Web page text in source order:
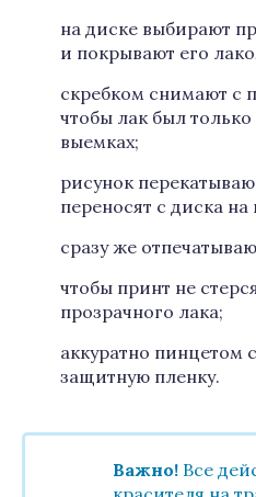
на диске выбирают
и покрывают его
скребком снимают с
чтобы лак был
выемках;
рисунок
переносят с диска
сразу же
чтобы принт не
прозрачного лака;
аккуратно пинцетом
защитную пленку.
Важно! Все